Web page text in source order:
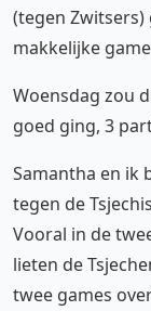
(tegen
makkelijke
Woensdag zou
goed ging, 3
Samantha en ik
tegen de
Vooral in de
lieten de
twee games